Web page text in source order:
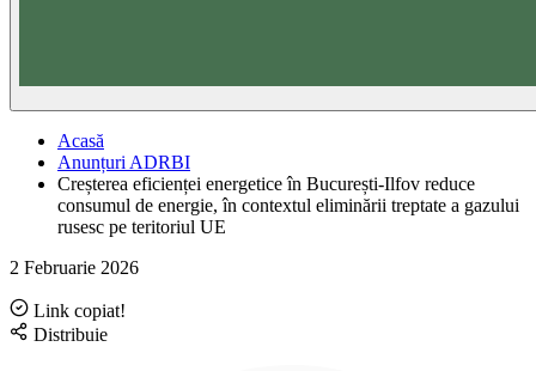
Acasă
Anunțuri ADRBI
Creșterea eficienței energetice în București-Ilfov reduce
consumul de energie, în contextul eliminării treptate a gazului
rusesc pe teritoriul UE
2 Februarie 2026
Link copiat!
Distribuie